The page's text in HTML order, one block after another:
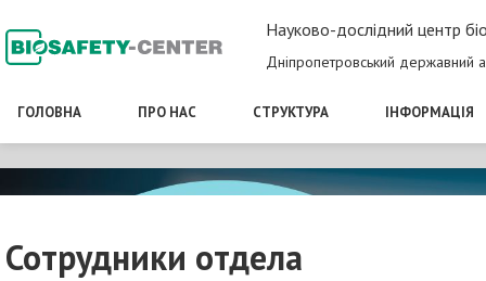
Науково-дослідний центр
Дніпропетровський державний
ГОЛОВНА ПРО НАС СТРУКТУРА ІНФОРМАЦІЯ
Сотрудники отдела